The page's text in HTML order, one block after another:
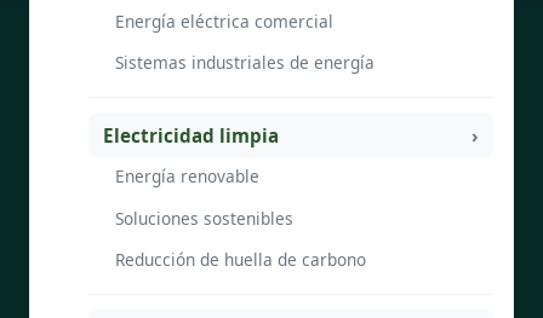
Energía eléctrica comercial
Sistemas industriales de energía
Electricidad limpia
Energía renovable
Soluciones sostenibles
Reducción de huella de carbono